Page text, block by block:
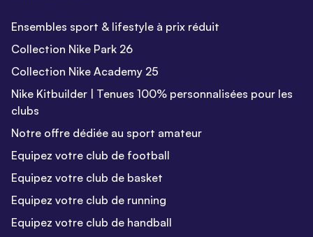
Ensembles sport & lifestyle à prix réduit
Collection Nike Park 26
Collection Nike Academy 25
Nike Kitbuilder | Tenues 100% personnalisées pour les
clubs
Notre offre dédiée au sport amateur
Equipez votre club de football
Equipez votre club de basket
Equipez votre club de running
Equipez votre club de handball